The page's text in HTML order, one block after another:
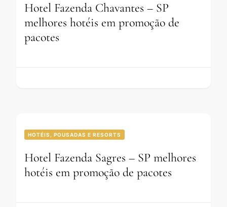
Hotel Fazenda Chavantes – SP
melhores hotéis em promoção de
pacotes
HOTÉIS, POUSADAS E RESORTS
Hotel Fazenda Sagres – SP melhores
hotéis em promoção de pacotes